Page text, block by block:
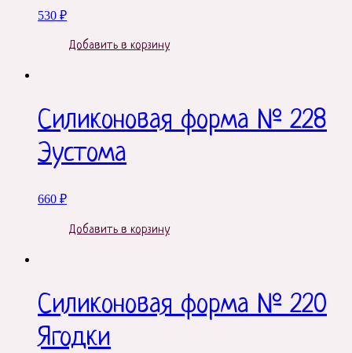
530 ₽
Добавить в корзину
Силиконовая форма № 228
Эустома
660 ₽
Добавить в корзину
Силиконовая форма № 220
Ягодки